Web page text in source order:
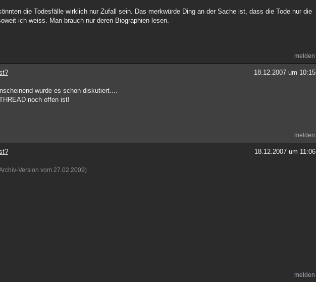
die Todesfälle wirklich nur Zufall sein. Das merkwürde Ding an der Sache ist, dass die Tode nur die
ich weiss. Man brauch nur deren Biographien lesen.
melden
18.12.2007 um 10:15
wurde es schon diskutiert....
noch offen ist!
melden
18.12.2007 um 11:06
Version vom 27.02.2009)
melden